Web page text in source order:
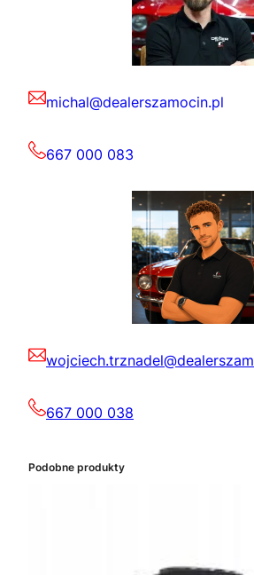
michal@dealerszamocin.pl
667 000 083
667 000 038
Podobne produkty